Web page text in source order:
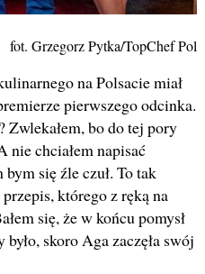
fot. Grzegorz Pytka/TopChef
na Polsacie miał
pierwszego odcinka.
Zwlekałem, bo do tej pory
nie chciałem napisać
się źle czuł. To tak
którego z ręką na
się, że w końcu pomysł
skoro Aga zaczęła swój